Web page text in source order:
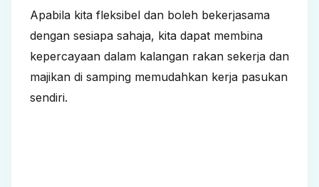
Apabila kita fleksibel dan boleh bekerjasama
dengan sesiapa sahaja, kita dapat membina
kepercayaan dalam kalangan rakan sekerja dan
majikan di samping memudahkan kerja pasukan
sendiri.